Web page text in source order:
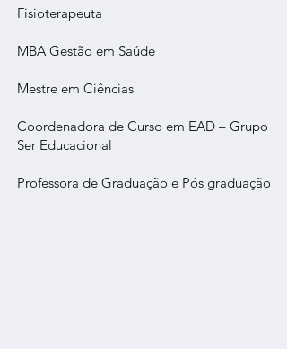
Fisioterapeuta
MBA Gestão em Saúde
Mestre em Ciências
Coordenadora de Curso em EAD – Grupo
Ser Educacional
Professora de Graduação e Pós graduação